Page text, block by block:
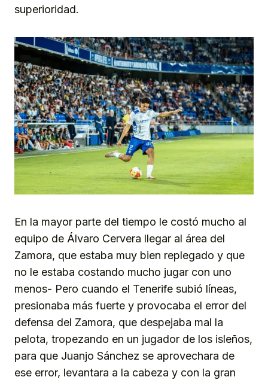
superioridad.
En la mayor parte del tiempo le costó mucho al
equipo de Álvaro Cervera llegar al área del
Zamora, que estaba muy bien replegado y que
no le estaba costando mucho jugar con uno
menos- Pero cuando el Tenerife subió líneas,
presionaba más fuerte y provocaba el error del
defensa del Zamora, que despejaba mal la
pelota, tropezando en un jugador de los isleños,
para que Juanjo Sánchez se aprovechara de
ese error, levantara a la cabeza y con la gran